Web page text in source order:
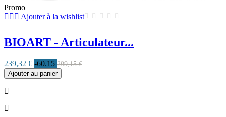
Promo
Ajouter à la wishlist
BIOART - Articulateur...
239,32 € -60.15 299,15 €
Ajouter au panier